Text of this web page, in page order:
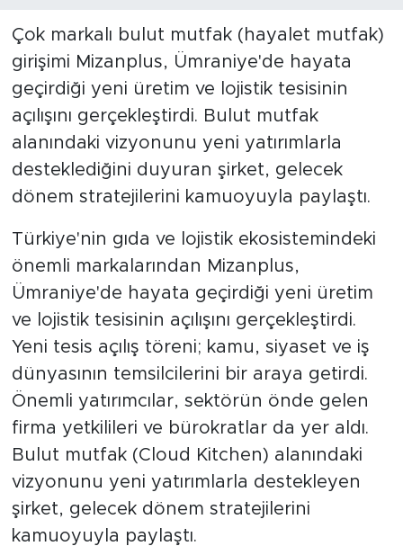
Çok markalı bulut mutfak (hayalet mutfak)
girişimi Mizanplus, Ümraniye'de hayata
geçirdiği yeni üretim ve lojistik tesisinin
açılışını gerçekleştirdi. Bulut mutfak
alanındaki vizyonunu yeni yatırımlarla
desteklediğini duyuran şirket, gelecek
dönem stratejilerini kamuoyuyla paylaştı.
Türkiye'nin gıda ve lojistik ekosistemindeki
önemli markalarından Mizanplus,
Ümraniye'de hayata geçirdiği yeni üretim
ve lojistik tesisinin açılışını gerçekleştirdi.
Yeni tesis açılış töreni; kamu, siyaset ve iş
dünyasının temsilcilerini bir araya getirdi.
Önemli yatırımcılar, sektörün önde gelen
firma yetkilileri ve bürokratlar da yer aldı.
Bulut mutfak (Cloud Kitchen) alanındaki
vizyonunu yeni yatırımlarla destekleyen
şirket, gelecek dönem stratejilerini
kamuoyuyla paylaştı.